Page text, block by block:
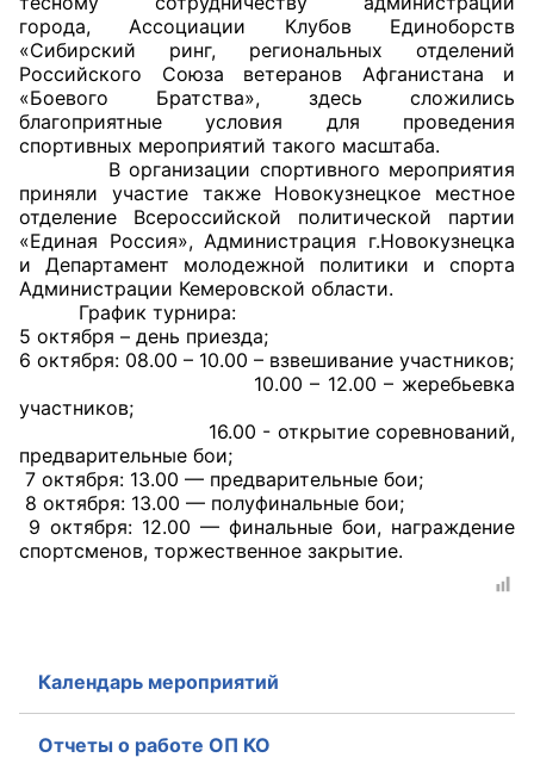
независимой оценки качества условий
оказания услуг
О Палате
Структура Палаты
Комиссии
Экспертный совет ОП КО
Совет ОП КО
Общественный штаб
Члены ОП КО
Документы ОП КО
Регламент ОП КО
Кодекс этики ОП КО
Соглашения
города, Ассоциации Клубов Единоборств
«Сибирский ринг, региональных отделений
Российского Союза ветеранов Афганистана и
«Боевого Братства», здесь сложились
благоприятные условия для проведения
спортивных мероприятий такого масштаба.
В организации спортивного мероприятия
приняли участие также Новокузнецкое местное
отделение Всероссийской политической партии
«Единая Россия», Администрация г.Новокузнецка
и Департамент молодежной политики и спорта
Администрации Кемеровской области.
График турнира:
5 октября – день приезда;
6 октября: 08.00 – 10.00 – взвешивание участников;
10.00 – 12.00 – жеребьевка
участников;
16.00 - открытие соревнований,
предварительные бои;
7 октября: 13.00 — предварительные бои;
8 октября: 13.00 — полуфинальные бои;
9 октября: 12.00 — финальные бои, награждение
спортсменов, торжественное закрытие.
Календарь мероприятий
Отчеты о работе ОП КО